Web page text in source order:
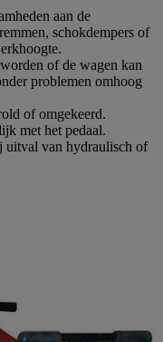
aan de
schokdempers of
of de wagen kan
problemen omhoog
of omgekeerd.
met het pedaal.
uitval van hydraulisch of